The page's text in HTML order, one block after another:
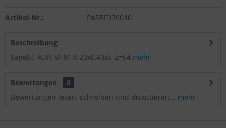
Artikel-Nr.: PASBF020040
Beschreibung
Sägebl. FEIN VHM-A 20x0,40x5-Z=64 mehr
Bewertungen
0
Bewertungen lesen, schreiben und diskutieren... mehr